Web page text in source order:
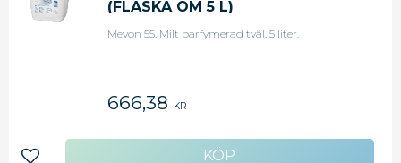
(FLASKA OM 5 L)
Mevon 55. Milt parfymerad tvål. 5 liter.
666,38 KR